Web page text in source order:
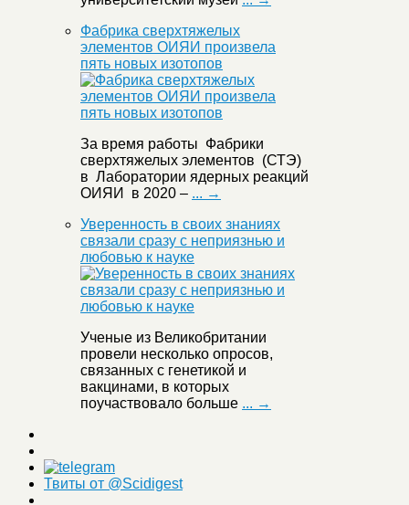
Фабрика сверхтяжелых
элементов ОИЯИ произвела
пять новых изотопов
За время работы Фабрики
сверхтяжелых элементов (СТЭ)
в Лаборатории ядерных реакций
ОИЯИ в 2020 – ... →
Уверенность в своих знаниях
связали сразу с неприязнью и
любовью к науке
Ученые из Великобритании
провели несколько опросов,
связанных с генетикой и
вакцинами, в которых
поучаствовало больше ... →
Твиты от @Scidigest